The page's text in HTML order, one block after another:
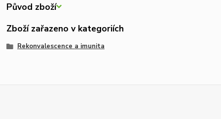
Původ zboží
Zboží zařazeno v kategoriích
Rekonvalescence a imunita